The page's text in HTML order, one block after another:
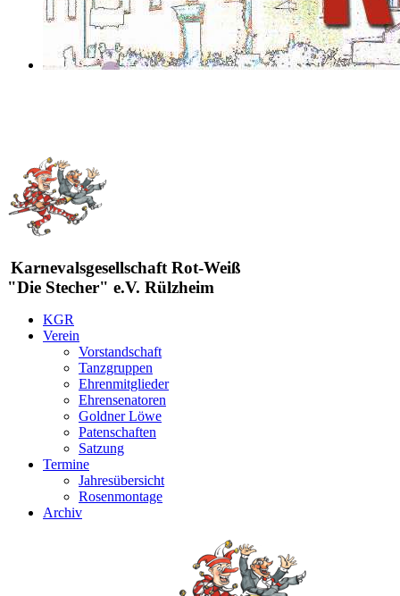
Karnevalsgesellschaft Rot-Weiß
"Die Stecher" e.V. Rülzheim
KGR
Verein
Vorstandschaft
Tanzgruppen
Ehrenmitglieder
Ehrensenatoren
Goldner Löwe
Patenschaften
Satzung
Termine
Jahresübersicht
Rosenmontage
Archiv